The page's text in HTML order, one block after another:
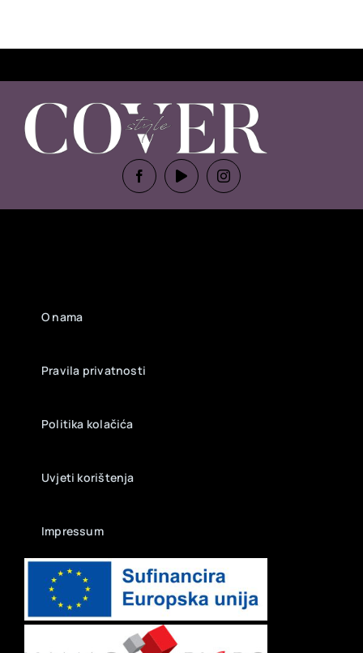
O nama
Pravila privatnosti
Politika kolačića
Uvjeti korištenja
Impressum